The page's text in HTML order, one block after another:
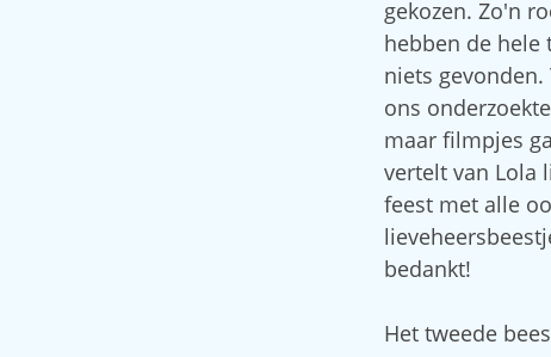
gekozen. Zo'n
hebben de hele
niets
ons
maar filmpjes
vertelt van Lola
feest met alle
bedankt!
Het tweede